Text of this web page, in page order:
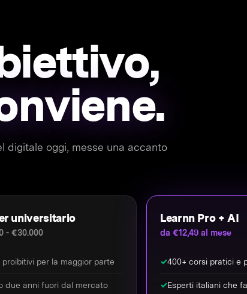
digitale oggi, messe una accanto
universitario
- €30.000
proibitivi per la maggior parte
due anni fuori dal mercato
Learnn Pro + AI
da €12,49 al mese
✓400+ corsi pratici e
✓Esperti italiani che